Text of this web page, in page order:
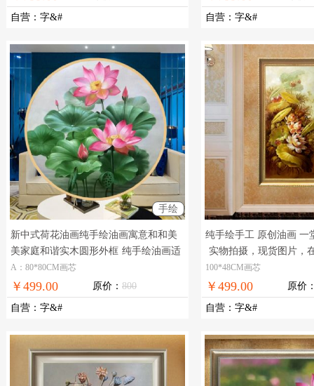
自营 ： 字&# 自营 ： 字&#
手绘
新中式荷花油画纯手绘油画寓意和和美
美家庭和谐实木圆形外框 纯手绘油画适
合玄关走廊中式油画
A：80*80CM画芯
￥499.00 原价： 800
自营 ： 字&#
纯手绘手工 原创油画 一
实物拍摄，现货图片，
免邮
100*48CM画芯
￥499.00 原价
自营 ： 字&#